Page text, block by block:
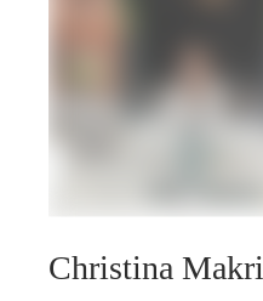
Christina Makri